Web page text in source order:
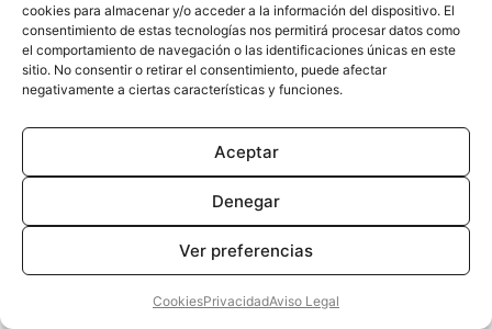
cookies para almacenar y/o acceder a la información del dispositivo. El
consentimiento de estas tecnologías nos permitirá procesar datos como
el comportamiento de navegación o las identificaciones únicas en este
sitio. No consentir o retirar el consentimiento, puede afectar
negativamente a ciertas características y funciones.
Aceptar
Denegar
Ver preferencias
CookiesPrivacidadAviso Legal